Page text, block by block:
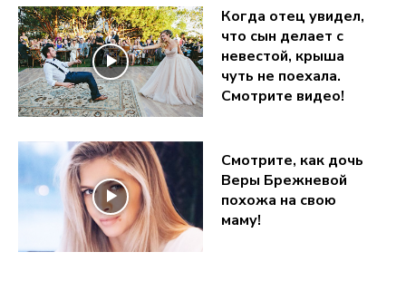
Когда отец увидел,
что сын делает с
невестой, крыша
чуть не поехала.
Смотрите видео!
Смотрите, как дочь
Веры Брежневой
похожа на свою
маму!